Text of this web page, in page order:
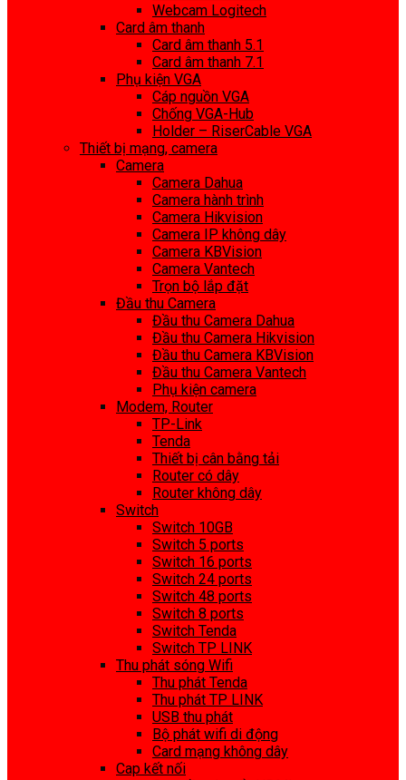
Webcam Logitech
Card âm thanh
Card âm thanh 5.1
Card âm thanh 7.1
Phụ kiện VGA
Cáp nguồn VGA
Chống VGA-Hub
Holder – RiserCable VGA
Thiết bị mạng, camera
Camera
Camera Dahua
Camera hành trình
Camera Hikvision
Camera IP không dây
Camera KBVision
Camera Vantech
Trọn bộ lắp đặt
Đầu thu Camera
Đầu thu Camera Dahua
Đầu thu Camera Hikvision
Đầu thu Camera KBVision
Đầu thu Camera Vantech
Phụ kiện camera
Modem, Router
TP-Link
Tenda
Thiết bị cân bằng tải
Router có dây
Router không dây
Switch
Switch 10GB
Switch 5 ports
Switch 16 ports
Switch 24 ports
Switch 48 ports
Switch 8 ports
Switch Tenda
Switch TP LINK
Thu phát sóng Wifi
Thu phát Tenda
Thu phát TP LINK
USB thu phát
Bộ phát wifi di động
Card mạng không dây
Cap kết nối